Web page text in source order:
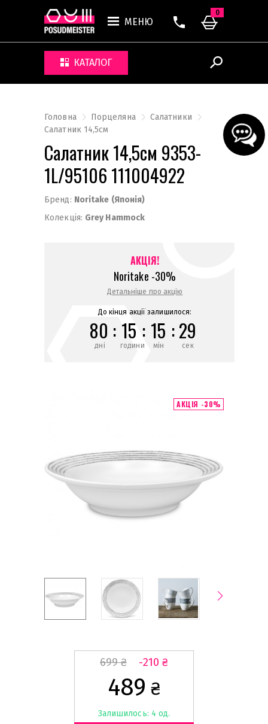
МЕНЮ
КАТАЛОГ
0
Головна Порцеляна
Салатники
Салатник 14,5см
Салатник 14,5см 9353-
1L/95106 111004922
Бренд: Noritake (Японія)
Колекція: Grey Hammock
АКЦІЯ -30%
АКЦІЯ!
Noritake -30%
Детальніше про акцію
До кінця акції залишилося:
80
дні
: 15
години
: 15
мін
:29
сек
699₴ -210 ₴
489 ₴
Залишилось: 4 од.